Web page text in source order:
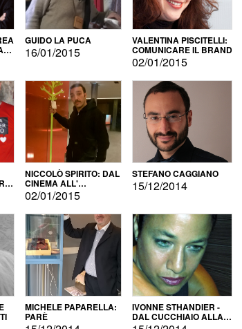
GUIDO LA PUCA
16/01/2015
VALENTINA PISCITELLI:
COMUNICARE IL BRAND
02/01/2015
NICCOLÒ SPIRITO: DAL
CINEMA ALL'
AUTOPRODUZIONE
02/01/2015
STEFANO CAGGIANO
15/12/2014
MICHELE PAPARELLA:
PARÈ
IVONNE STHANDIER -
DAL CUCCHIAIO ALLA
CITTÀ